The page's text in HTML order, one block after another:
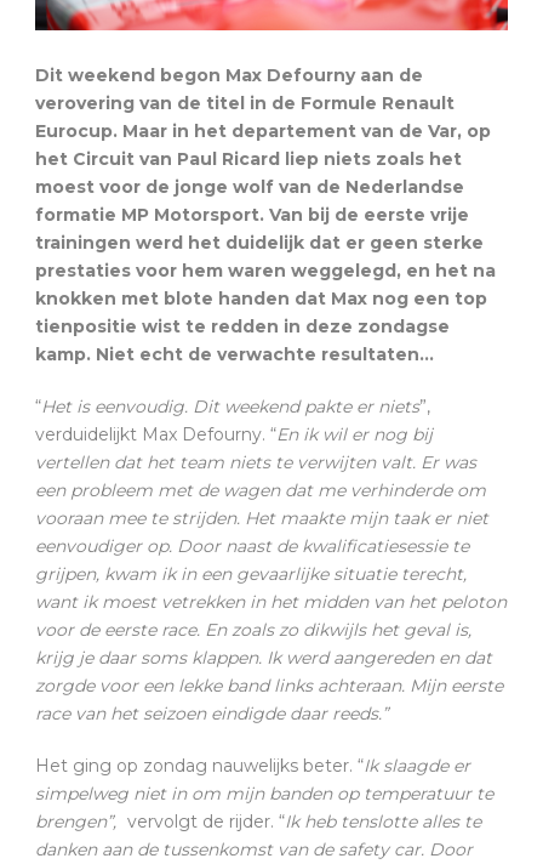
Dit weekend begon Max Defourny aan de
verovering van de titel in de Formule Renault
Eurocup. Maar in het departement van de Var, op
het Circuit van Paul Ricard liep niets zoals het
moest voor de jonge wolf van de Nederlandse
formatie MP Motorsport. Van bij de eerste vrije
trainingen werd het duidelijk dat er geen sterke
prestaties voor hem waren weggelegd, en het na
knokken met blote handen dat Max nog een top
tienpositie wist te redden in deze zondagse
kamp. Niet echt de verwachte resultaten…
“Het is eenvoudig. Dit weekend pakte er niets”,
verduidelijkt Max Defourny. “En ik wil er nog bij
vertellen dat het team niets te verwijten valt. Er was
een probleem met de wagen dat me verhinderde om
vooraan mee te strijden. Het maakte mijn taak er niet
eenvoudiger op. Door naast de kwalificatiesessie te
grijpen, kwam ik in een gevaarlijke situatie terecht,
want ik moest vetrekken in het midden van het peloton
voor de eerste race. En zoals zo dikwijls het geval is,
krijg je daar soms klappen. Ik werd aangereden en dat
zorgde voor een lekke band links achteraan. Mijn eerste
race van het seizoen eindigde daar reeds.”
Het ging op zondag nauwelijks beter. “Ik slaagde er
simpelweg niet in om mijn banden op temperatuur te
brengen”, vervolgt de rijder. “Ik heb tenslotte alles te
danken aan de tussenkomst van de safety car. Door